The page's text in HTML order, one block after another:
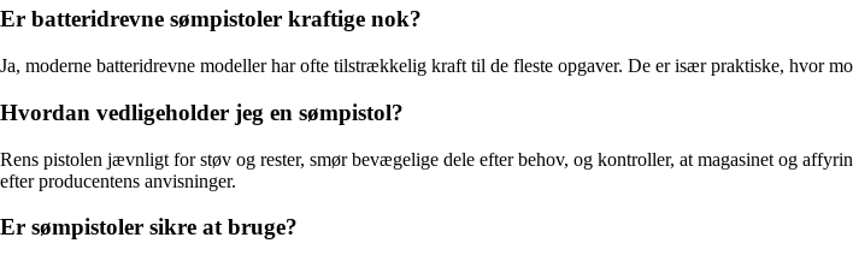
Er batteridrevne sømpistoler kraftige nok?
Ja, moderne batteridrevne modeller har ofte tilstrækkelig kraft til de fleste opgaver. De er især praktiske, hvor
Hvordan vedligeholder jeg en sømpistol?
Rens pistolen jævnligt for støv og rester, smør bevægelige dele efter behov, og kontroller, at magasinet og
efter producentens anvisninger.
Er sømpistoler sikre at bruge?